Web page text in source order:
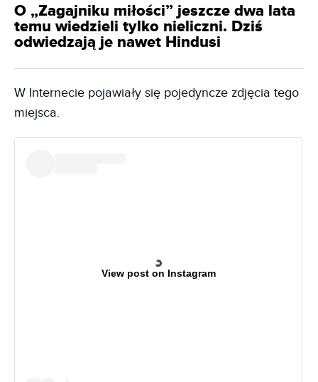
O „Zagajniku miłości” jeszcze dwa lata
temu wiedzieli tylko nieliczni. Dziś
odwiedzają je nawet Hindusi
W Internecie pojawiały się pojedyncze zdjęcia tego
miejsca.
View post on Instagram